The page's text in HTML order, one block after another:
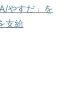
やすだ」を
支給